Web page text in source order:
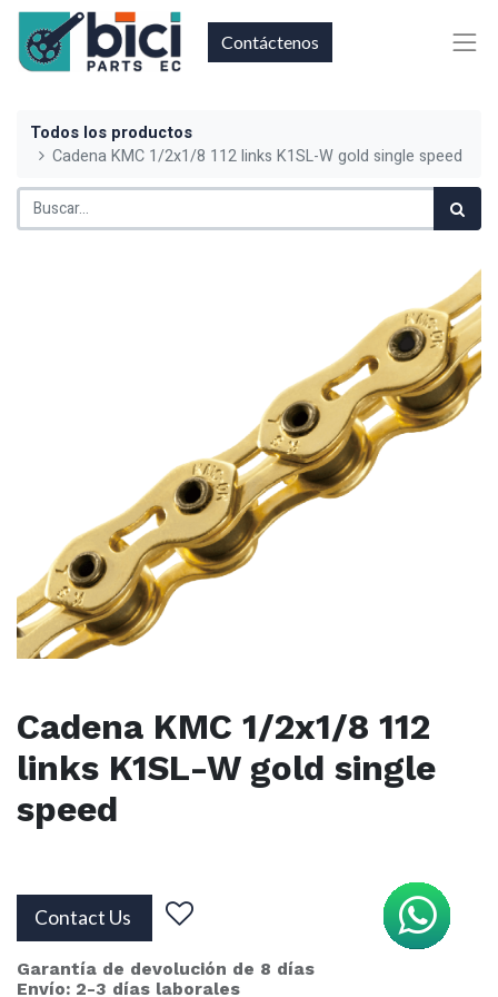
Contáctenos
Todos los productos
Cadena KMC 1/2x1/8 112 links K1SL-W gold single speed
Cadena KMC 1/2x1/8 112
links K1SL-W gold single
speed
Contact Us
Garantía de devolución de 8 días
Envío: 2-3 días laborales